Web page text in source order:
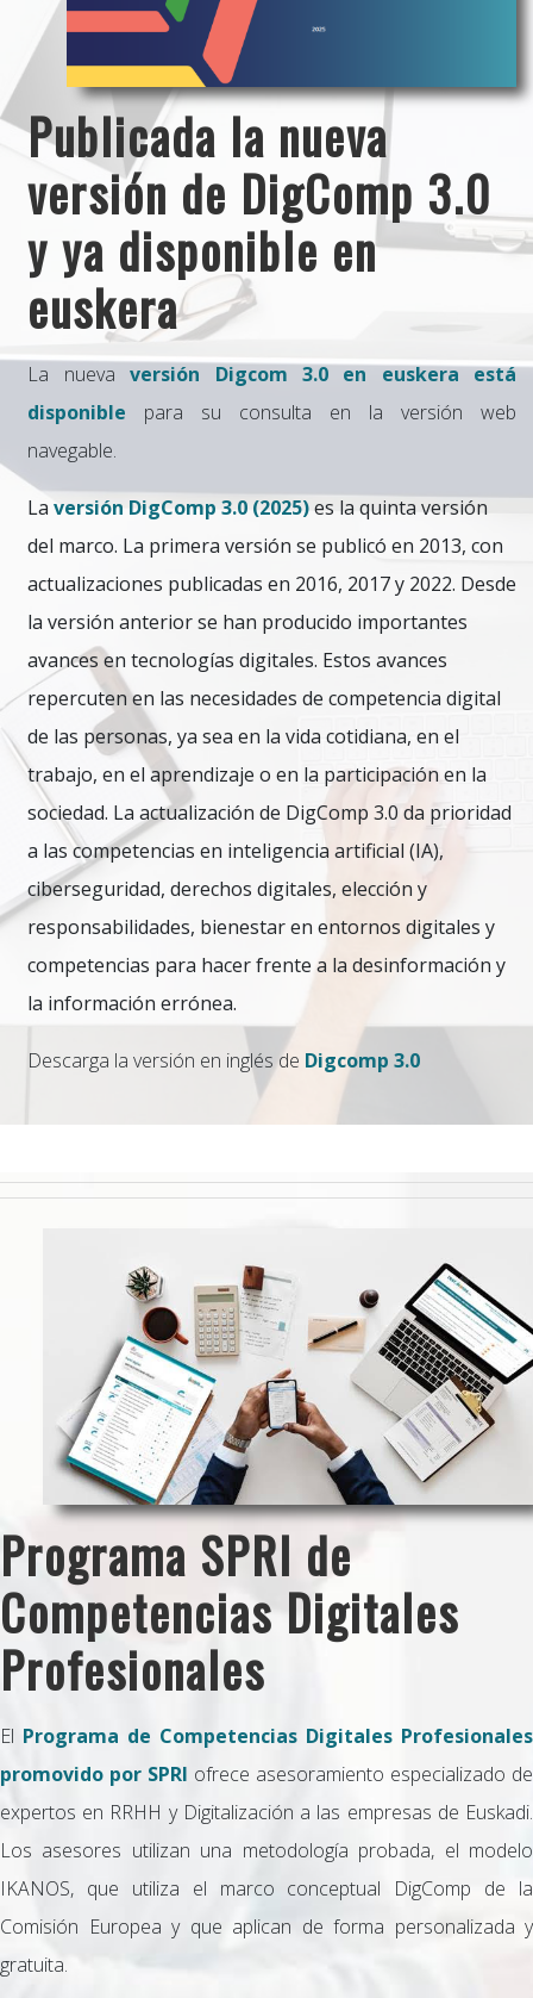
Publicada la nueva
versión de DigComp 3.0
y ya disponible en
euskera
La nuevaversión Digcom 3.0 en euskera está
disponible para su consulta en la versión web
navegable.
Laversión DigComp 3.0 (2025)es la quinta versión
del marco. La primera versión se publicó en 2013, con
actualizaciones publicadas en 2016, 2017 y 2022. Desde
la versión anterior se han producido importantes
avances en tecnologías digitales. Estos avances
repercuten en las necesidades de competencia digital
de las personas, ya sea en la vida cotidiana, en el
trabajo, en el aprendizaje o en la participación en la
sociedad. La actualización de DigComp 3.0 da prioridad
a las competencias en inteligencia artificial (IA),
ciberseguridad, derechos digitales, elección y
responsabilidades, bienestar en entornos digitales y
competencias para hacer frente a la desinformación y
la información errónea.
Descarga la versión en inglés de Digcomp 3.0
Programa SPRI de
Competencias Digitales
Profesionales
El Programa de Competencias Digitales Profesionales
promovido por SPRI ofrece asesoramiento especializado de
expertos en RRHH y Digitalización a las empresas de Euskadi.
Los asesores utilizan una metodología probada, el modelo
IKANOS, que utiliza el marco conceptual DigComp de la
Comisión Europea y que aplican de forma personalizada y
gratuita.